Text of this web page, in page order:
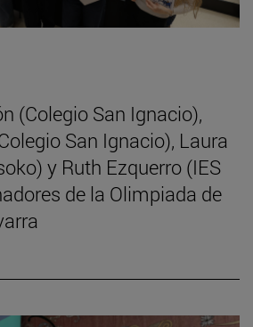
(Colegio San Ignacio),
San Ignacio), Laura
y Ruth Ezquerro (IES
de la Olimpiada de